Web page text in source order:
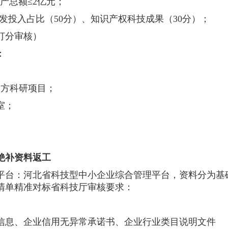
投入占比（50分）、知识产权科技成果（30分）；
审核）
科研项目；
补资料返工
：河北省科技型中小企业综合管理平台，资料分为基
精准对标省科技厅审核要求：
、企业信用无异常承诺书、企业行业类目说明文件